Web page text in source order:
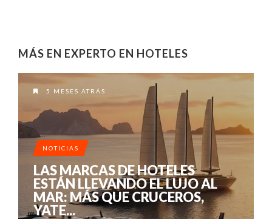
MÁS EN EXPERTO EN HOTELES
5 MESES ATRÁS
NOTICIAS
LAS MARCAS DE HOTELES
ESTÁN LLEVANDO EL LUJO AL
MAR: MÁS QUE CRUCEROS,
YATE...